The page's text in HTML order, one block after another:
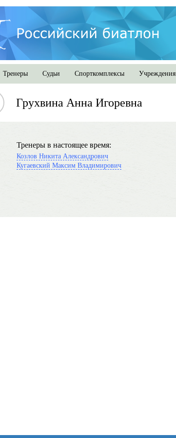
Тренеры Судьи Спорткомплексы Учреждения
Грухвина Анна Игоревна
Тренеры в настоящее время:
Козлов Никита Александрович
Кугаевский Максим Владимирович